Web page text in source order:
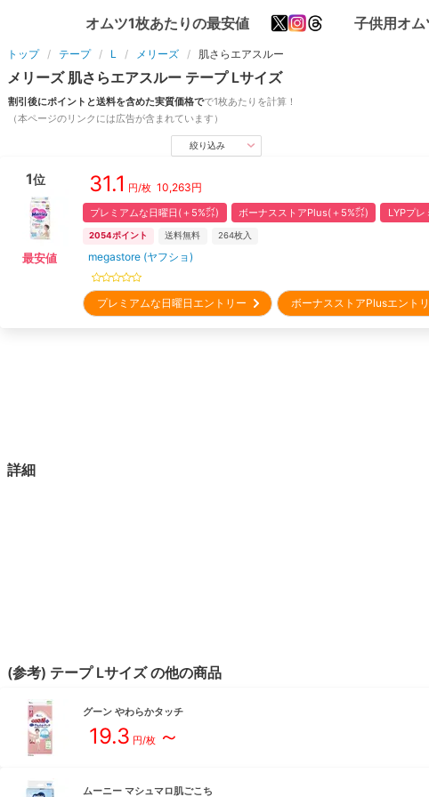
オムツ1枚あたりの最安値 子供用オム
トップ テープ L メリーズ 肌さらエアスルー
メリーズ 肌さらエアスルー テープ Lサイズ
割引後にポイントと送料を含めた実質価格でで1枚あたりを計算！
（本ページのリンクには広告が含まれています）
絞り込み
1位
最安値
31.1 円/枚 10,263円
プレミアムな日曜日(＋5%㌽) ボーナスストアPlus(＋5%㌽) LYPプレ
2054ポイント 送料無料 264枚入
megastore (ヤフショ)
プレミアムな日曜日エントリー ボーナスストアPlusエント
詳細
(参考) テープ Lサイズの他の商品
グーン やわらかタッチ
19.3 円/枚 ～
ムーニー マシュマロ肌ごこち